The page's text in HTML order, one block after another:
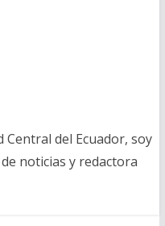
del Ecuador, soy
noticias y redactora